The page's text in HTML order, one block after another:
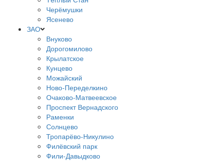
Черёмушки
Ясенево
ЗАО
Внуково
Дорогомилово
Крылатское
Кунцево
Можайский
Ново-Переделкино
Очаково-Матвеевское
Проспект Вернадского
Раменки
Солнцево
Тропарёво-Никулино
Филёвский парк
Фили-Давыдково